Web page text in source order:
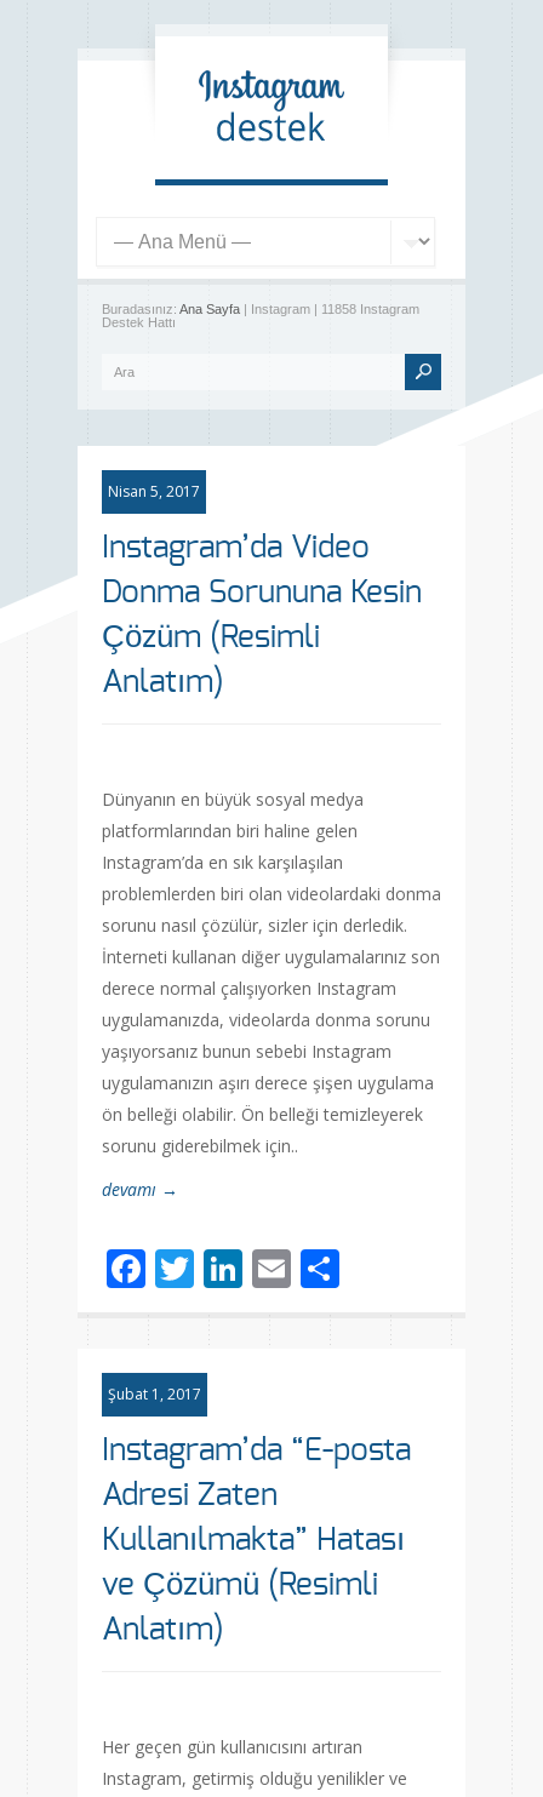
Buradasınız: Ana Sayfa | Instagram | 11858 Instagram
Destek Hattı
Nisan 5, 2017
Instagram’da Video
Donma Sorununa Kesin
Çözüm (Resimli
Anlatım)
Dünyanın en büyük sosyal medya
platformlarından biri haline gelen
Instagram’da en sık karşılaşılan
problemlerden biri olan videolardaki donma
sorunu nasıl çözülür, sizler için derledik.
İnterneti kullanan diğer uygulamalarınız son
derece normal çalışıyorken Instagram
uygulamanızda, videolarda donma sorunu
yaşıyorsanız bunun sebebi Instagram
uygulamanızın aşırı derece şişen uygulama
ön belleği olabilir. Ön belleği temizleyerek
sorunu giderebilmek için..
devamı →
Facebook
Twitter
LinkedIn
Email
Şubat 1, 2017
Instagram’da “E-posta
Adresi Zaten
Kullanılmakta” Hatası
ve Çözümü (Resimli
Anlatım)
Her geçen gün kullanıcısını artıran
Instagram, getirmiş olduğu yenilikler ve